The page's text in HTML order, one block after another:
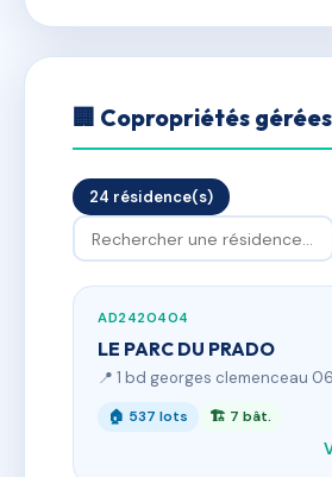
🏢 Copropriétés
24 résidence(s)
AD2420404
LE PARC DU PRADO
📍 1 bd georges clemenceau
🏠 537 lots 🏗 7 bât.